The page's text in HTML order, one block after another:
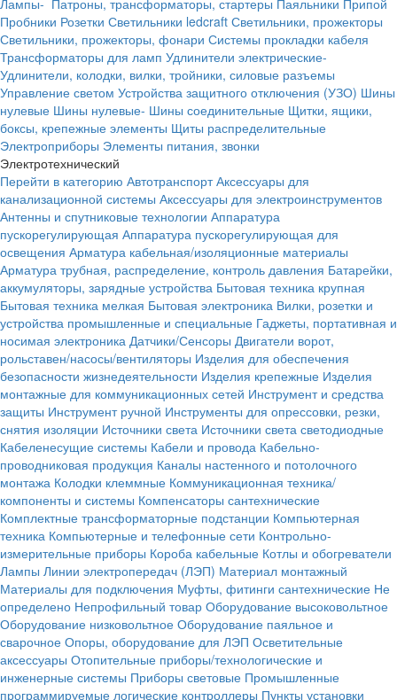
Лампы- Патроны, трансформаторы, стартеры Паяльники Припой
Пробники Розетки Светильники ledcraft Светильники, прожекторы
Светильники, прожекторы, фонари Системы прокладки кабеля
Трансформаторы для ламп Удлинители электрические-
Удлинители, колодки, вилки, тройники, силовые разъемы
Управление светом Устройства защитного отключения (УЗО) Шины
нулевые Шины нулевые- Шины соединительные Щитки, ящики,
боксы, крепежные элементы Щиты распределительные
Электроприборы Элементы питания, звонки
Электротехнический
Перейти в категорию Автотранспорт Аксессуары для
канализационной системы Аксессуары для электроинструментов
Антенны и спутниковые технологии Аппаратура
пускорегулирующая Аппаратура пускорегулирующая для
освещения Арматура кабельная/изоляционные материалы
Арматура трубная, распределение, контроль давления Батарейки,
аккумуляторы, зарядные устройства Бытовая техника крупная
Бытовая техника мелкая Бытовая электроника Вилки, розетки и
устройства промышленные и специальные Гаджеты, портативная и
носимая электроника Датчики/Сенсоры Двигатели ворот,
рольставен/насосы/вентиляторы Изделия для обеспечения
безопасности жизнедеятельности Изделия крепежные Изделия
монтажные для коммуникационных сетей Инструмент и средства
защиты Инструмент ручной Инструменты для опрессовки, резки,
снятия изоляции Источники света Источники света светодиодные
Кабеленесущие системы Кабели и провода Кабельно-
проводниковая продукция Каналы настенного и потолочного
монтажа Колодки клеммные Коммуникационная техника/
компоненты и системы Компенсаторы сантехнические
Комплектные трансформаторные подстанции Компьютерная
техника Компьютерные и телефонные сети Контрольно-
измерительные приборы Короба кабельные Котлы и обогреватели
Лампы Линии электропередач (ЛЭП) Материал монтажный
Материалы для подключения Муфты, фитинги сантехнические Не
определено Непрофильный товар Оборудование высоковольтное
Оборудование низковольтное Оборудование паяльное и
сварочное Опоры, оборудование для ЛЭП Осветительные
аксессуары Отопительные приборы/технологические и
инженерные системы Приборы световые Промышленные
программируемые логические контроллеры Пункты установки